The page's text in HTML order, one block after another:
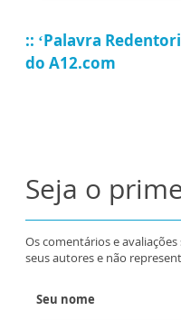
:: ‘Palavra
do A12.com
Seja o
Os comentários e
seus autores e não
Seu nome